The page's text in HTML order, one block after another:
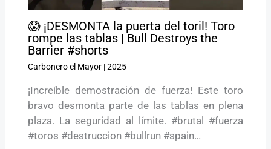
😱 ¡DESMONTA la puerta del toril! Toro
rompe las tablas | Bull Destroys the
Barrier #shorts
Carbonero el Mayor|2025
¡Increíble demostración de fuerza! Este toro
bravo desmonta parte de las tablas en plena
plaza. La seguridad al límite. #brutal #fuerza
#toros #destruccion #bullrun #spain…